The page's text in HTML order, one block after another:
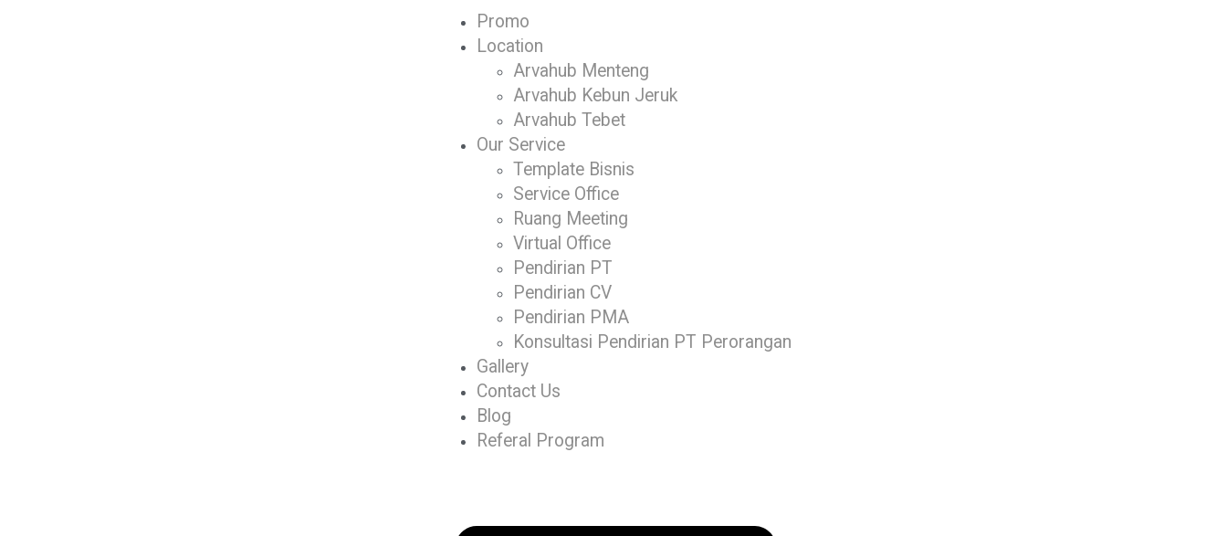
Promo
Location
Arvahub Menteng
Arvahub Kebun Jeruk
Arvahub Tebet
Our Service
Template Bisnis
Service Office
Ruang Meeting
Virtual Office
Pendirian PT
Pendirian CV
Pendirian PMA
Konsultasi Pendirian PT Perorangan
Gallery
Contact Us
Blog
Referal Program